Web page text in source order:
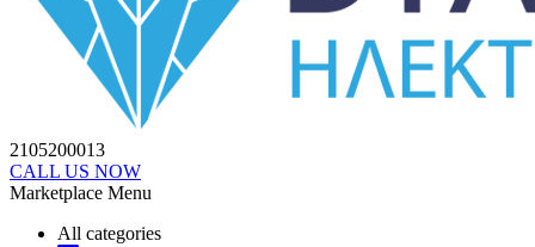
2105200013
CALL US NOW
Marketplace Menu
All categories